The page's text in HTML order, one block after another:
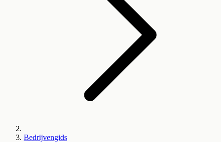
Bedrijvengids